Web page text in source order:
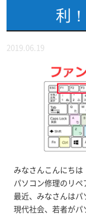
利
2019.06.19
みなさんこんにちは
パソコン修理のリペ
最近、みなさんは
現代社会、若者が